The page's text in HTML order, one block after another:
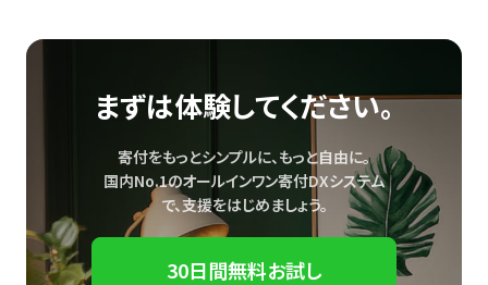
まずは体験してください。
寄付をもっとシンプルに、もっと自由に。
国内No.1のオールインワン寄付DXシステム
で、支援をはじめましょう。
30日間無料お試し